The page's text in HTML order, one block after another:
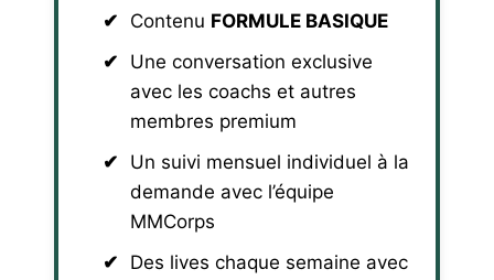
Contenu FORMULE BASIQUE
Une conversation exclusive
avec les coachs et autres
membres premium
Un suivi mensuel individuel à la
demande avec l’équipe
MMCorps
Des lives chaque semaine avec